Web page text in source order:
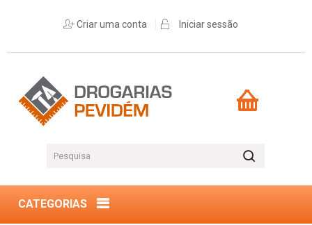
Criar uma conta Iniciar sessão
CATEGORIAS